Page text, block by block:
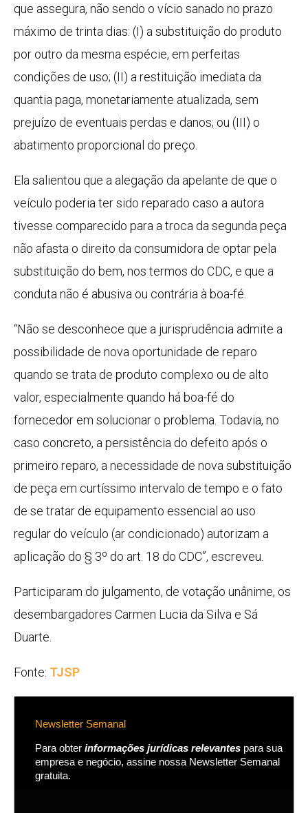
que assegura, não sendo o vício sanado no prazo
máximo de trinta dias: (I) a substituição do produto
por outro da mesma espécie, em perfeitas
condições de uso; (II) a restituição imediata da
quantia paga, monetariamente atualizada, sem
prejuízo de eventuais perdas e danos; ou (III) o
abatimento proporcional do preço.
Ela salientou que a alegação da apelante de que o
veículo poderia ter sido reparado caso a autora
tivesse comparecido para a troca da segunda peça
não afasta o direito da consumidora de optar pela
substituição do bem, nos termos do CDC, e que a
conduta não é abusiva ou contrária à boa-fé.
“Não se desconhece que a jurisprudência admite a
possibilidade de nova oportunidade de reparo
quando se trata de produto complexo ou de alto
valor, especialmente quando há boa-fé do
fornecedor em solucionar o problema. Todavia, no
caso concreto, a persistência do defeito após o
primeiro reparo, a necessidade de nova substituição
de peça em curtíssimo intervalo de tempo e o fato
de se tratar de equipamento essencial ao uso
regular do veículo (ar condicionado) autorizam a
aplicação do § 3º do art. 18 do CDC”, escreveu.
Participaram do julgamento, de votação unânime, os
desembargadores Carmen Lucia da Silva e Sá
Duarte.
Fonte: TJSP
Newsletter Semanal
Para obter informações jurídicas relevantes para sua
empresa e negócio, assine nossa Newsletter Semanal
gratuita.